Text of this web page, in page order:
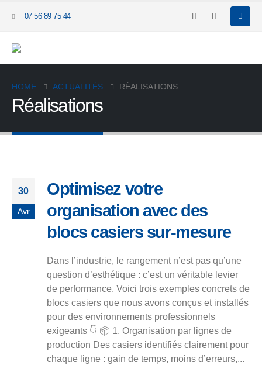
07 56 89 75 44
HOME ACTUALITÉS RÉALISATIONS
Réalisations
30
Avr
Optimisez votre
organisation avec des
blocs casiers sur-mesure
Dans l’industrie, le rangement n’est pas qu’une
question d’esthétique : c’est un véritable levier
de performance. Voici trois exemples concrets de
blocs casiers que nous avons conçus et installés
pour des environnements professionnels
exigeants 👇 📦 1. Organisation par lignes de
production Des casiers identifiés clairement pour
chaque ligne : gain de temps, moins d’erreurs,...